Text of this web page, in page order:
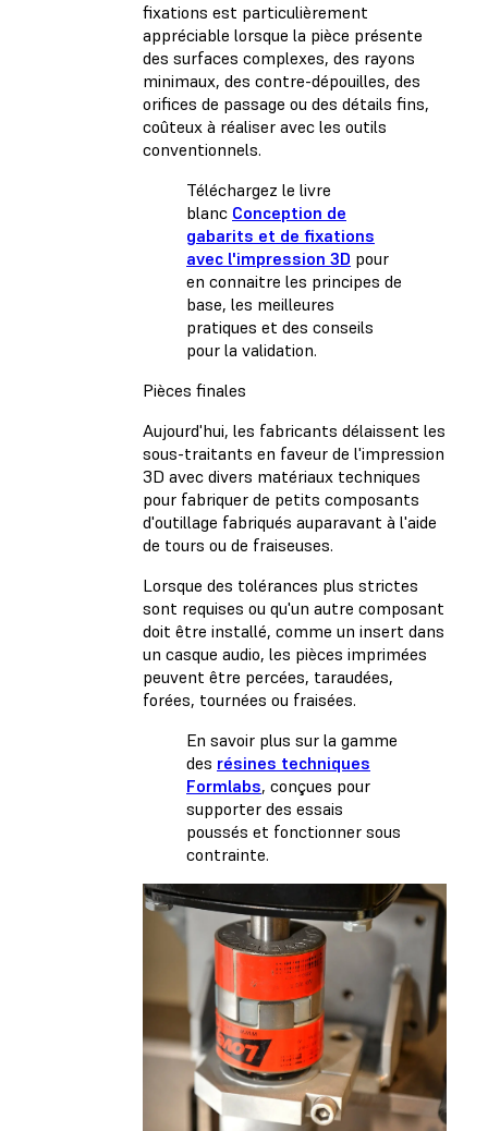
fixations est particulièrement
appréciable lorsque la pièce présente
des surfaces complexes, des rayons
minimaux, des contre-dépouilles, des
orifices de passage ou des détails fins,
coûteux à réaliser avec les outils
conventionnels.
Téléchargez le livre
blanc Conception de
gabarits et de fixations
avec l'impression 3D pour
en connaitre les principes de
base, les meilleures
pratiques et des conseils
pour la validation.
Pièces finales
Aujourd'hui, les fabricants délaissent les
sous-traitants en faveur de l'impression
3D avec divers matériaux techniques
pour fabriquer de petits composants
d'outillage fabriqués auparavant à l'aide
de tours ou de fraiseuses.
Lorsque des tolérances plus strictes
sont requises ou qu'un autre composant
doit être installé, comme un insert dans
un casque audio, les pièces imprimées
peuvent être percées, taraudées,
forées, tournées ou fraisées.
En savoir plus sur la gamme
des résines techniques
Formlabs, conçues pour
supporter des essais
poussés et fonctionner sous
contrainte.